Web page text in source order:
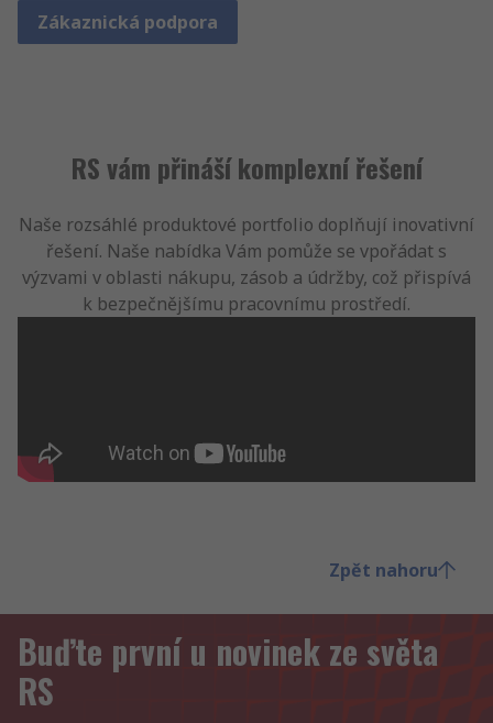
Zákaznická podpora
RS vám přináší komplexní řešení
Naše rozsáhlé produktové portfolio doplňují inovativní
řešení. Naše nabídka Vám pomůže se vpořádat s
výzvami v oblasti nákupu, zásob a údržby, což přispívá
k bezpečnějšímu pracovnímu prostředí.
Zpět nahoru
Buďte první u novinek ze světa
RS